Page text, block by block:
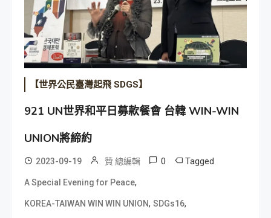
【世界公民臺灣起飛 SDGS】
921 UN世界和平日募款餐會 台韓 WIN-WIN
UNION將締約
2023-09-19 贊 總編輯 0 Tagged
A Special Evening for Peace,
KOREA-TAIWAN WIN WIN UNION, SDGs16,